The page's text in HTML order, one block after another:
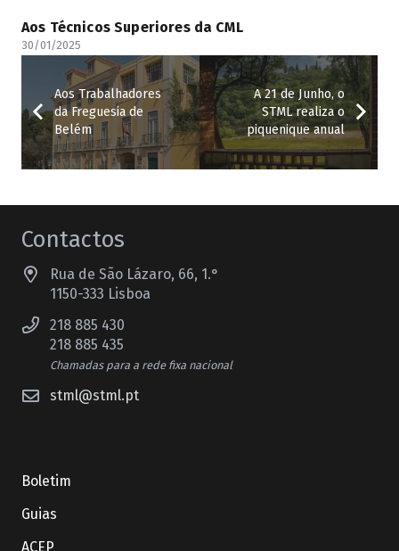
Aos Técnicos Superiores da CML
30/01/2025
Aos Trabalhadores
da Freguesia de
Belém
A 21 de Junho, o
STML realiza o
piquenique anual
Contactos
Rua de São Lázaro, 66, 1.°
1150-333 Lisboa
218 885 430
218 885 435
Chamadas para a rede fixa nacional
stml@stml.pt
Boletim
Guias
ACEP